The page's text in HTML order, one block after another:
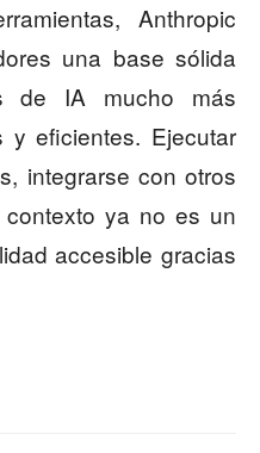
Anthropic
una base sólida
de IA mucho más
y eficientes. Ejecutar
integrarse con otros
ya no es un
accesible gracias